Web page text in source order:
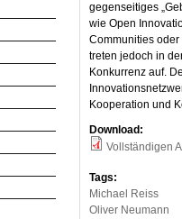
gegenseitiges
wie Open
Communities
treten jedoch in
Konkurrenz auf.
Kooperation und
Download:
Vollständigen
Tags:
Michael Reiss
Oliver Neumann